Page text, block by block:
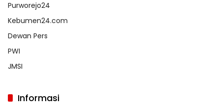
Purworejo24
Kebumen24.com
Dewan Pers
PWI
JMSI
Informasi